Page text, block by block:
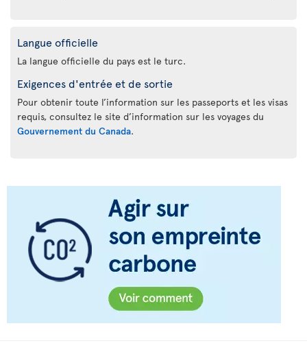
Langue officielle
La langue officielle du pays est le turc.
Exigences d'entrée et de sortie
Pour obtenir toute l’information sur les passeports et les visas
requis, consultez le site d’information sur les voyages du
Gouvernement du Canada.